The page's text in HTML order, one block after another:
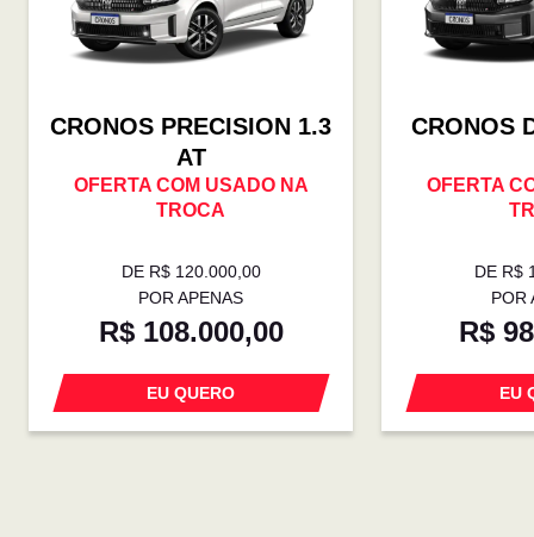
CRONOS PRECISION 1.3
AT
OFERTA COM USADO NA
TROCA
DE R$ 120.000,00
POR APENAS
R$ 108.000,00
EU QUERO
CRONOS
OFERTA
DE R$
POR
R$
EU